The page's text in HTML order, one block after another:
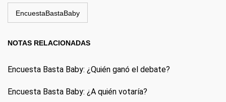
EncuestaBastaBaby
NOTAS RELACIONADAS
Encuesta Basta Baby: ¿Quién ganó el debate?
Encuesta Basta Baby: ¿A quién votaría?